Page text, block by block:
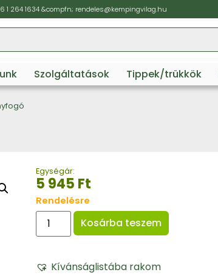
1 264 1634&compfn; rendeles@kempingvilag.hu
Szolgáltatások Tippek/trükkök
Egységár:
5 945 Ft
Rendelésre
Kosárba teszem
Kívánságlistába rakom